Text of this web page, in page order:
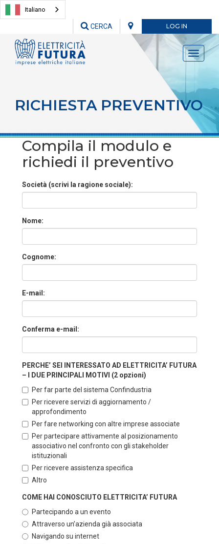
Italiano
LOG IN
CERCA
Toggle
RICHIESTA PREVENTIVO
Compila il modulo e
richiedi il preventivo
Società (scrivi la ragione sociale):
Nome:
Cognome:
E-mail:
Conferma e-mail:
PERCHE’ SEI INTERESSATO AD ELETTRICITA’ FUTURA
– I DUE PRINCIPALI MOTIVI (2 opzioni)
Per far parte del sistema Confindustria
Per ricevere servizi di aggiornamento /
approfondimento
Per fare networking con altre imprese associate
Per partecipare attivamente al posizionamento
associativo nel confronto con gli stakeholder
istituzionali
Per ricevere assistenza specifica
Altro
COME HAI CONOSCIUTO ELETTRICITA’ FUTURA
Partecipando a un evento
Attraverso un’azienda già associata
Navigando su internet